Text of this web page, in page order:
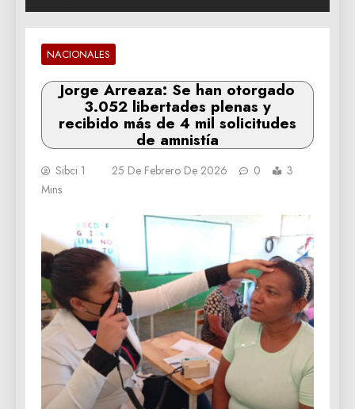
NACIONALES
Jorge Arreaza: Se han otorgado
3.052 libertades plenas y
recibido más de 4 mil solicitudes
de amnistía
Sibci 1 25 De Febrero De 2026 0
3
Mins